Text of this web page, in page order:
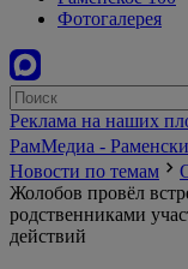
Фотогалерея
Реклама на наших
РамМедиа -
Новости по темам
Жолобов провёл
родственниками
действий